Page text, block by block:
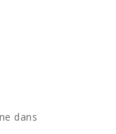
dans